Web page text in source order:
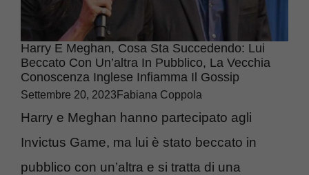
Harry E Meghan, Cosa Sta Succedendo: Lui
Beccato Con Un’altra In Pubblico, La Vecchia
Conoscenza Inglese Infiamma Il Gossip
Settembre 20, 2023 Fabiana Coppola
Harry e Meghan hanno partecipato agli
Invictus Game, ma lui è stato beccato in
pubblico con un’altra e si tratta di una